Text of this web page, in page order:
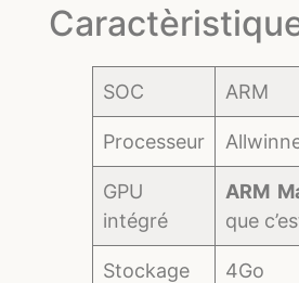
SOC ARM
Processeur
GPU
intégré
ARM
que
Stockage 4Go